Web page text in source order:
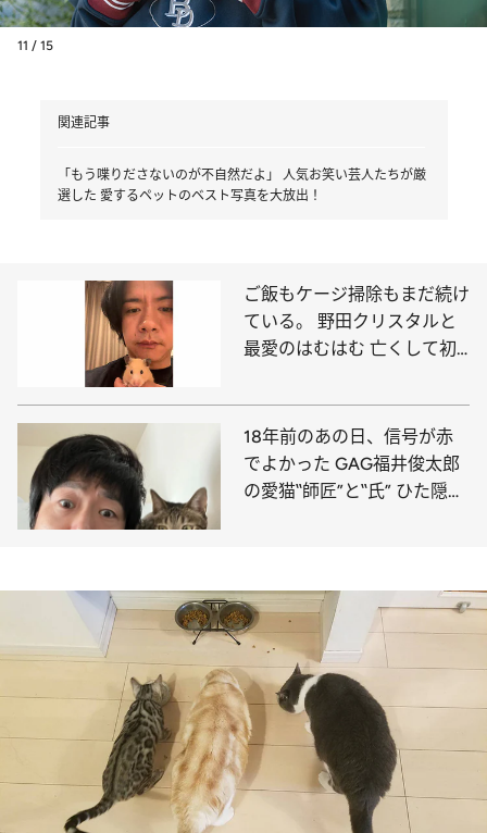
11 / 15
関連記事
「もう喋りださないのが不自然だよ」 人気お笑い芸人たちが厳
選した 愛するペットのベスト写真を大放出！
ご飯もケージ掃除もまだ続け
ている。 野田クリスタルと
最愛のはむはむ 亡くして初
18年前のあの日、信号が赤
でよかった GAG福井俊太郎
の愛猫‟師匠”と‟氏” ひた隠し